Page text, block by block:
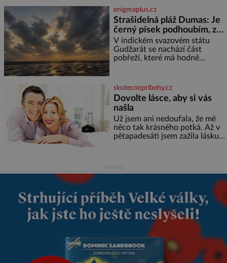
jediného dne můžete
nahlédnout do útrob jedné z
nejvýznamnějších vodních
elektráren v Evropě, vydat se na
horské hřebeny, projet se na
koloběžce a den zakončit
poznáváním památek ve
enigmaplus.cz
Strašidelná pláž Dumas: Je
černý písek podhoubím, ze
kterého roste zlo?
V indickém svazovém státu
Gudžarát se nachází část
pobřeží, které má hodně
Proč má pláž takové netypické
zbarvení? Nakolik jsou pravd
skutecnepribehy.cz
Dovolte lásce, aby si vás
našla
Už jsem ani nedoufala, že mě
něco tak krásného potká. Až v
pětapadesáti jsem zažila lásku
nás dali dohromady, Toník byl
dobře zaopatřený mladý muž.
Manželství nám oběma moc
nesvědčilo, brzy jsme zjistili, že